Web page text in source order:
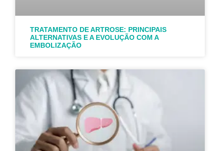
TRATAMENTO DE ARTROSE: PRINCIPAIS
ALTERNATIVAS E A EVOLUÇÃO COM A
EMBOLIZAÇÃO